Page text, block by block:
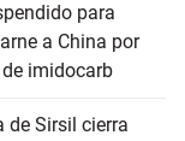
para
a China por
imidocarb
de Sirsil cierra